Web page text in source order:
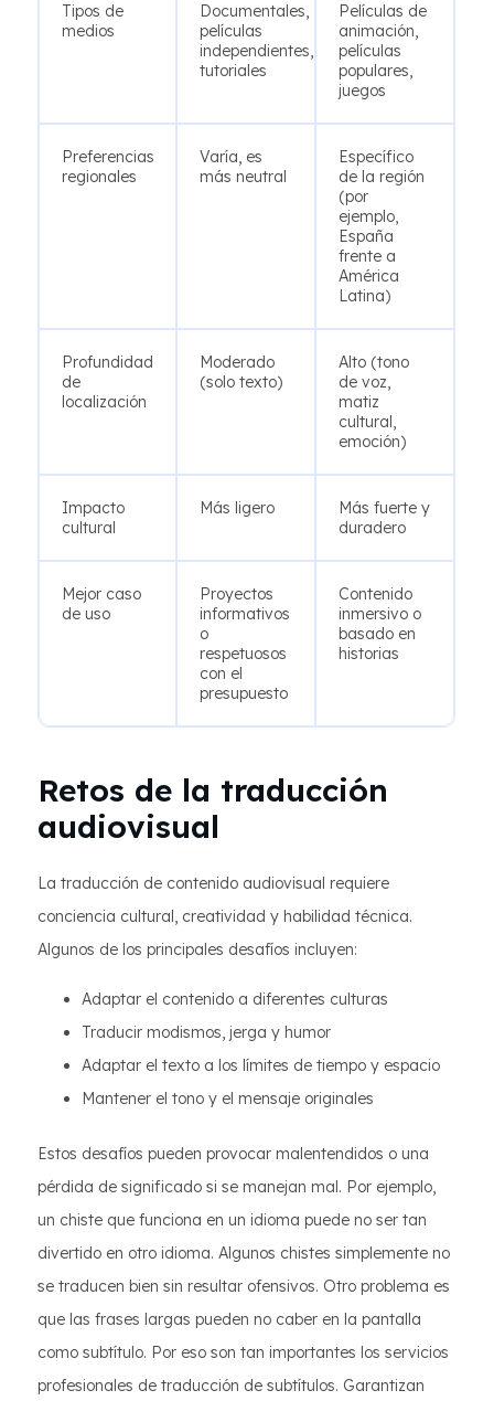
Tipos de
medios
Documentales,
películas
independientes,
tutoriales
Películas de
animación,
películas
populares,
juegos
Preferencias
regionales
Varía, es
más neutral
Específico
de la región
(por
ejemplo,
España
frente a
América
Latina)
Profundidad
de
localización
Moderado
(solo texto)
Alto (tono
de voz,
matiz
cultural,
emoción)
Impacto
cultural
Más ligero
Más fuerte y
duradero
Mejor caso
de uso
Proyectos
informativos
o
respetuosos
con el
presupuesto
Contenido
inmersivo o
basado en
historias
Retos de la traducción
audiovisual
La traducción de contenido audiovisual requiere
conciencia cultural, creatividad y habilidad técnica.
Algunos de los principales desafíos incluyen:
Adaptar el contenido a diferentes culturas
Traducir modismos, jerga y humor
Adaptar el texto a los límites de tiempo y espacio
Mantener el tono y el mensaje originales
Estos desafíos pueden provocar malentendidos o una
pérdida de significado si se manejan mal. Por ejemplo,
un chiste que funciona en un idioma puede no ser tan
divertido en otro idioma. Algunos chistes simplemente no
se traducen bien sin resultar ofensivos. Otro problema es
que las frases largas pueden no caber en la pantalla
como subtítulo. Por eso son tan importantes los servicios
profesionales de traducción de subtítulos. Garantizan